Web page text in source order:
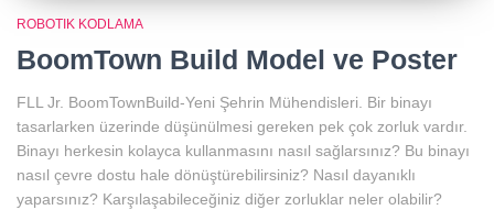
ROBOTIK KODLAMA
BoomTown Build Model ve Poster
FLL Jr. BoomTownBuild-Yeni Şehrin Mühendisleri. Bir binayı
tasarlarken üzerinde düşünülmesi gereken pek çok zorluk vardır.
Binayı herkesin kolayca kullanmasını nasıl sağlarsınız? Bu binayı
nasıl çevre dostu hale dönüştürebilirsiniz? Nasıl dayanıklı
yaparsınız? Karşılaşabileceğiniz diğer zorluklar neler olabilir?